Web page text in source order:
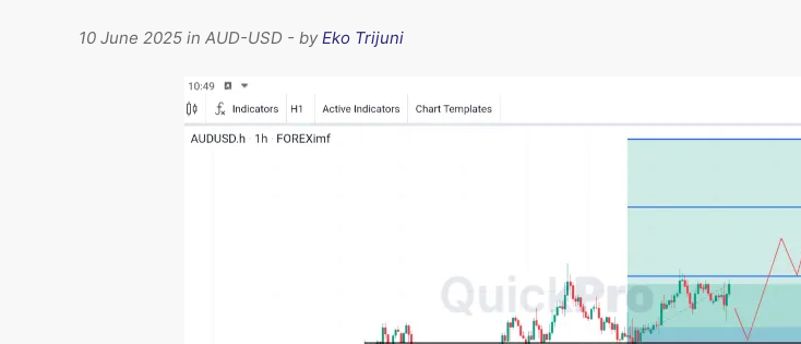
10 June 2025 in AUD-USD - byEko Trijuni